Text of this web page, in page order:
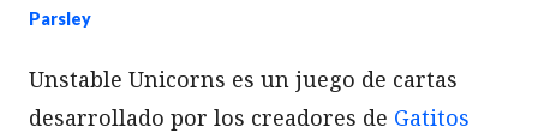
Parsley
Unstable Unicorns es un juego de cartas
desarrollado por los creadores de Gatitos